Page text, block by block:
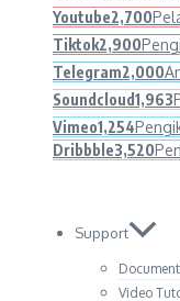
Youtube2,700
Tiktok2,900
Telegram2,000
Soundcloud1,963
Vimeo1,254
Dribbble3,520
Support
Video